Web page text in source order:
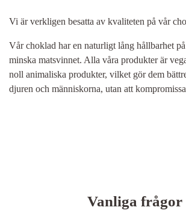
Vi är verkligen besatta av kvaliteten på vår
Vår choklad har en naturligt lång hållbarhet
minska matsvinnet. Alla våra produkter är
noll animaliska produkter, vilket gör dem
djuren och människorna, utan att
Vanliga frågor